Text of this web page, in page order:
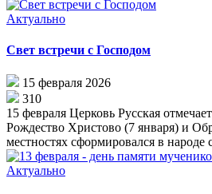
Актуально
Свет встречи с Господом
15 февраля 2026
310
15 февраля Церковь Русская
Рождество Христово (7 января) и
местностях сформировался в
Актуально